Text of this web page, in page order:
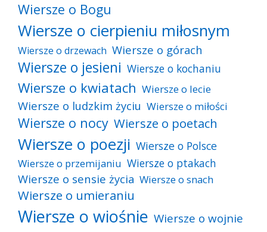
Wiersze o Bogu
Wiersze o cierpieniu miłosnym
Wiersze o drzewach Wiersze o górach
Wiersze o jesieni Wiersze o kochaniu
Wiersze o kwiatach Wiersze o lecie
Wiersze o ludzkim życiu Wiersze o miłości
Wiersze o nocy Wiersze o poetach
Wiersze o poezji Wiersze o Polsce
Wiersze o przemijaniu Wiersze o ptakach
Wiersze o sensie życia Wiersze o snach
Wiersze o umieraniu
Wiersze o wiośnie Wiersze o wojnie